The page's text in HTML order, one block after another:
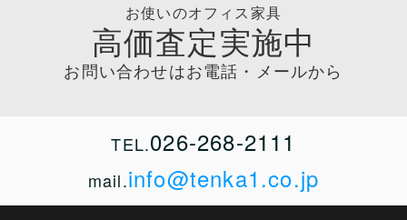
お使いのオフィス家具
高価査定実施中
お問い合わせはお電話・メールから
TEL.026-268-2111
mail.info@tenka1.co.jp